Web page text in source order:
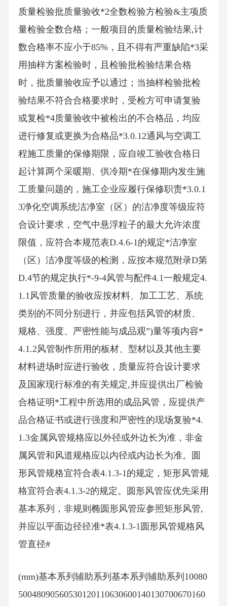
质量检验批质量验收*2全数检验方检验&主项质
量检验全数合格；一般项目的质量检验结果,计
数合格率不应小于85%，且不得有严重缺陷*3采
用抽样方案检验时，且检验批检验结果合格
时，批质量验收应予以通过；当抽样检验批检
验结果不符合合格要求时，受检方可申请复验
或复检*4质量验收中被检出的不合格品，均应
进行修复或更换为合格品*3.0.12通风与空调工
程施工质量的保修期限，应自竣工验收合格日
起计算两个采暖期、供冷期*在保修期内发生施
工质量问题的，施工企业应履行保修职责*3.0.1
3净化空调系统洁净室（区）的洁净度等级应符
合设计要求，空气中悬浮粒子的最大允许浓度
限值，应符合本规范表D.4.6-1的规定*洁净室
（区）洁净度等级的检测，应按本规范附录D第
D.4节的规定执行*-9-4风管与配件4.1一般规定4.
1.1风管质量的验收应按材料、加工工艺、系统
类别的不同分别进行，并应包括风管的材质、
规格、强度、严密性能与成品观”)量等项内容*
4.1.2风管制作所用的板材、型材以及其他主要
材料进场时应进行验收，质量应符合设计要求
及国家现行标准的有关规定,并应提供出厂检验
合格证明*工程中所选用的成品风管，应提供产
品合格证书或进行强度和严密性的现场复验*4.
1.3金属风管规格应以外径或外边长为准，非金
属风管和风道规格应以内径或内边长为准。圆
形风管规格宜符合表4.1.3-1的规定，矩形风管规
格宜符合表4.1.3-2的规定。圆形风管应优先采用
基本系列，非规则椭圆形风管应参照矩形风管,
并应以平面边径径准*表4.1.3-1圆形风管规格风
管直径#
(mm)基本系列辅助系列基本系列辅助系列10080
50048090560530120110630600140130700670160